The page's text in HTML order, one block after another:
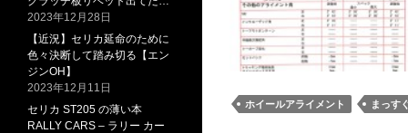
ホイールアライメント まっす
2023年12月28日
【近況】セリカ延命のために
色々決断して踏み切る【エン
ジンOH】
2023年12月11日
セリカ ST205 の薄い本
RALLY CARS – ラリー カー